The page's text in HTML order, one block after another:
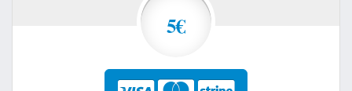
5€